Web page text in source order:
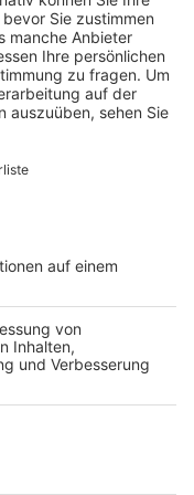
zuhause –
nur hier vor. Um
sind die Helfer
unterwegs.
zu Ende
vor.